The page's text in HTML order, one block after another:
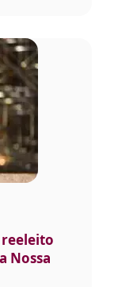
reeleito
Nossa